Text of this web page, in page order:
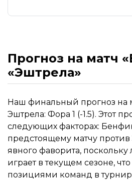
Прогноз на матч
«Эштрела»
Наш финальный прогноз на
Эштрела: Фора 1 (-1.5). Этот
следующих факторах:
предстоящему матчу
явного фаворита,
играет в текущем сезоне,
позициями команд в